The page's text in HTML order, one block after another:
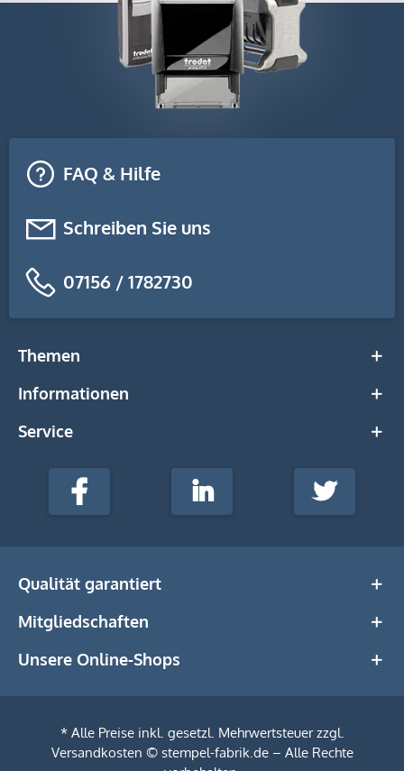
FAQ & Hilfe
Schreiben Sie uns
07156 / 1782730
Themen
Informationen
Service
stempel-
Media
Facebook LinkedIn Twitter
Qualität garantiert
Mitgliedschaften
Unsere Online-Shops
* Alle Preise inkl. gesetzl. Mehrwertsteuer zzgl.
Versandkosten © stempel-fabrik.de – Alle Rechte